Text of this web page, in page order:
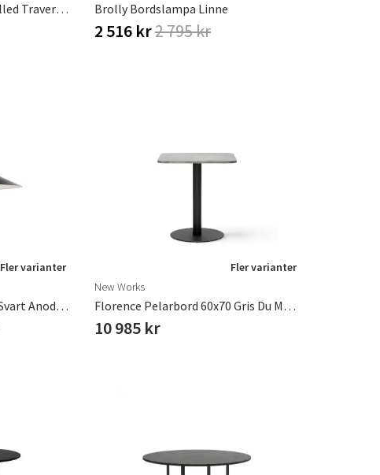
Atlas Soffbord 60x60 Unfilled Travertine Brolly Bordslampa Linne
2 516 kr2 795 kr
Fler varianter
Brolly Pendellampa Ø90 Svart Anodiserad Aluminium
Fler varianter
New Works
Florence Pelarbord 60x70 Gris Du Marais Marmor
10 985 kr